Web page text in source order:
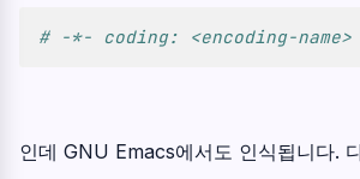
# -*- coding: <encoding-
인데 GNU Emacs에서도 인식됩니다.